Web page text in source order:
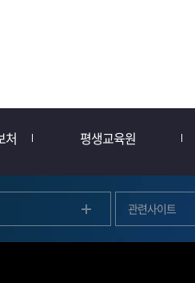
처 평생교육원
관련사이트